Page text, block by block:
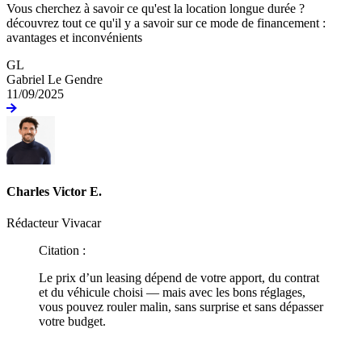
Vous cherchez à savoir ce qu'est la location longue durée ?
découvrez tout ce qu'il y a savoir sur ce mode de financement :
avantages et inconvénients
GL
Gabriel Le Gendre
11/09/2025
Charles Victor E.
Rédacteur Vivacar
Citation :
Le prix d’un leasing dépend de votre apport, du contrat
et du véhicule choisi — mais avec les bons réglages,
vous pouvez rouler malin, sans surprise et sans dépasser
votre budget.